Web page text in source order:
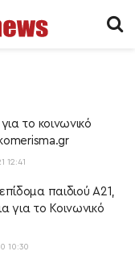
το κοινωνικό
12:41
παιδιού Α21,
για το Κοινωνικό
10:30